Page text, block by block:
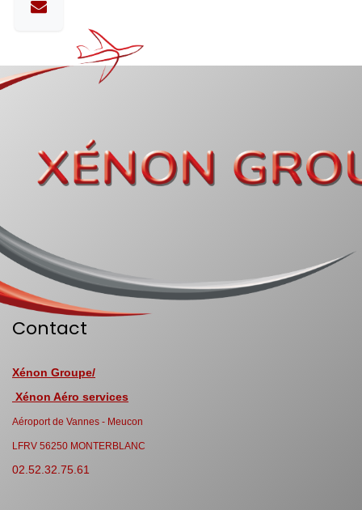
Contact
Xénon Groupe/
Xénon Aéro services
Aéroport de Vannes - Meucon
LFRV 56250 MONTERBLANC
02.52.32.75.61